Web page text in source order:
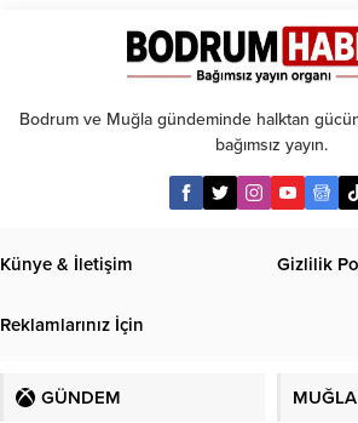
Bodrum ve Muğla gündeminde halktan
bağımsız yayın.
Künye & İletişim Gizlilik
Reklamlarınız İçin
GÜNDEM